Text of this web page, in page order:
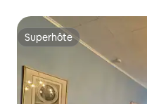
Superhôte
Superhôte